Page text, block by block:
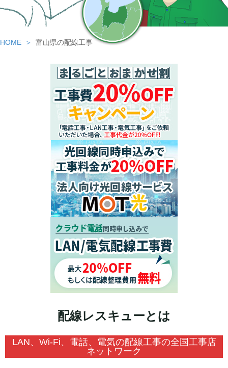
HOME 富山県の配線工事
配線レスキューとは
LAN、Wi-Fi、電話、電気の配線工事の全国工事店
ネットワーク